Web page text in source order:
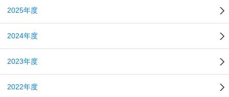
2025年度
2024年度
2023年度
2022年度